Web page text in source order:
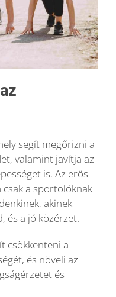
segít megőrizni a
valamint javítja az
is. Az erős
csak a sportolóknak
akinek
és a jó közérzet.
csökkenteni a
és növeli az
és